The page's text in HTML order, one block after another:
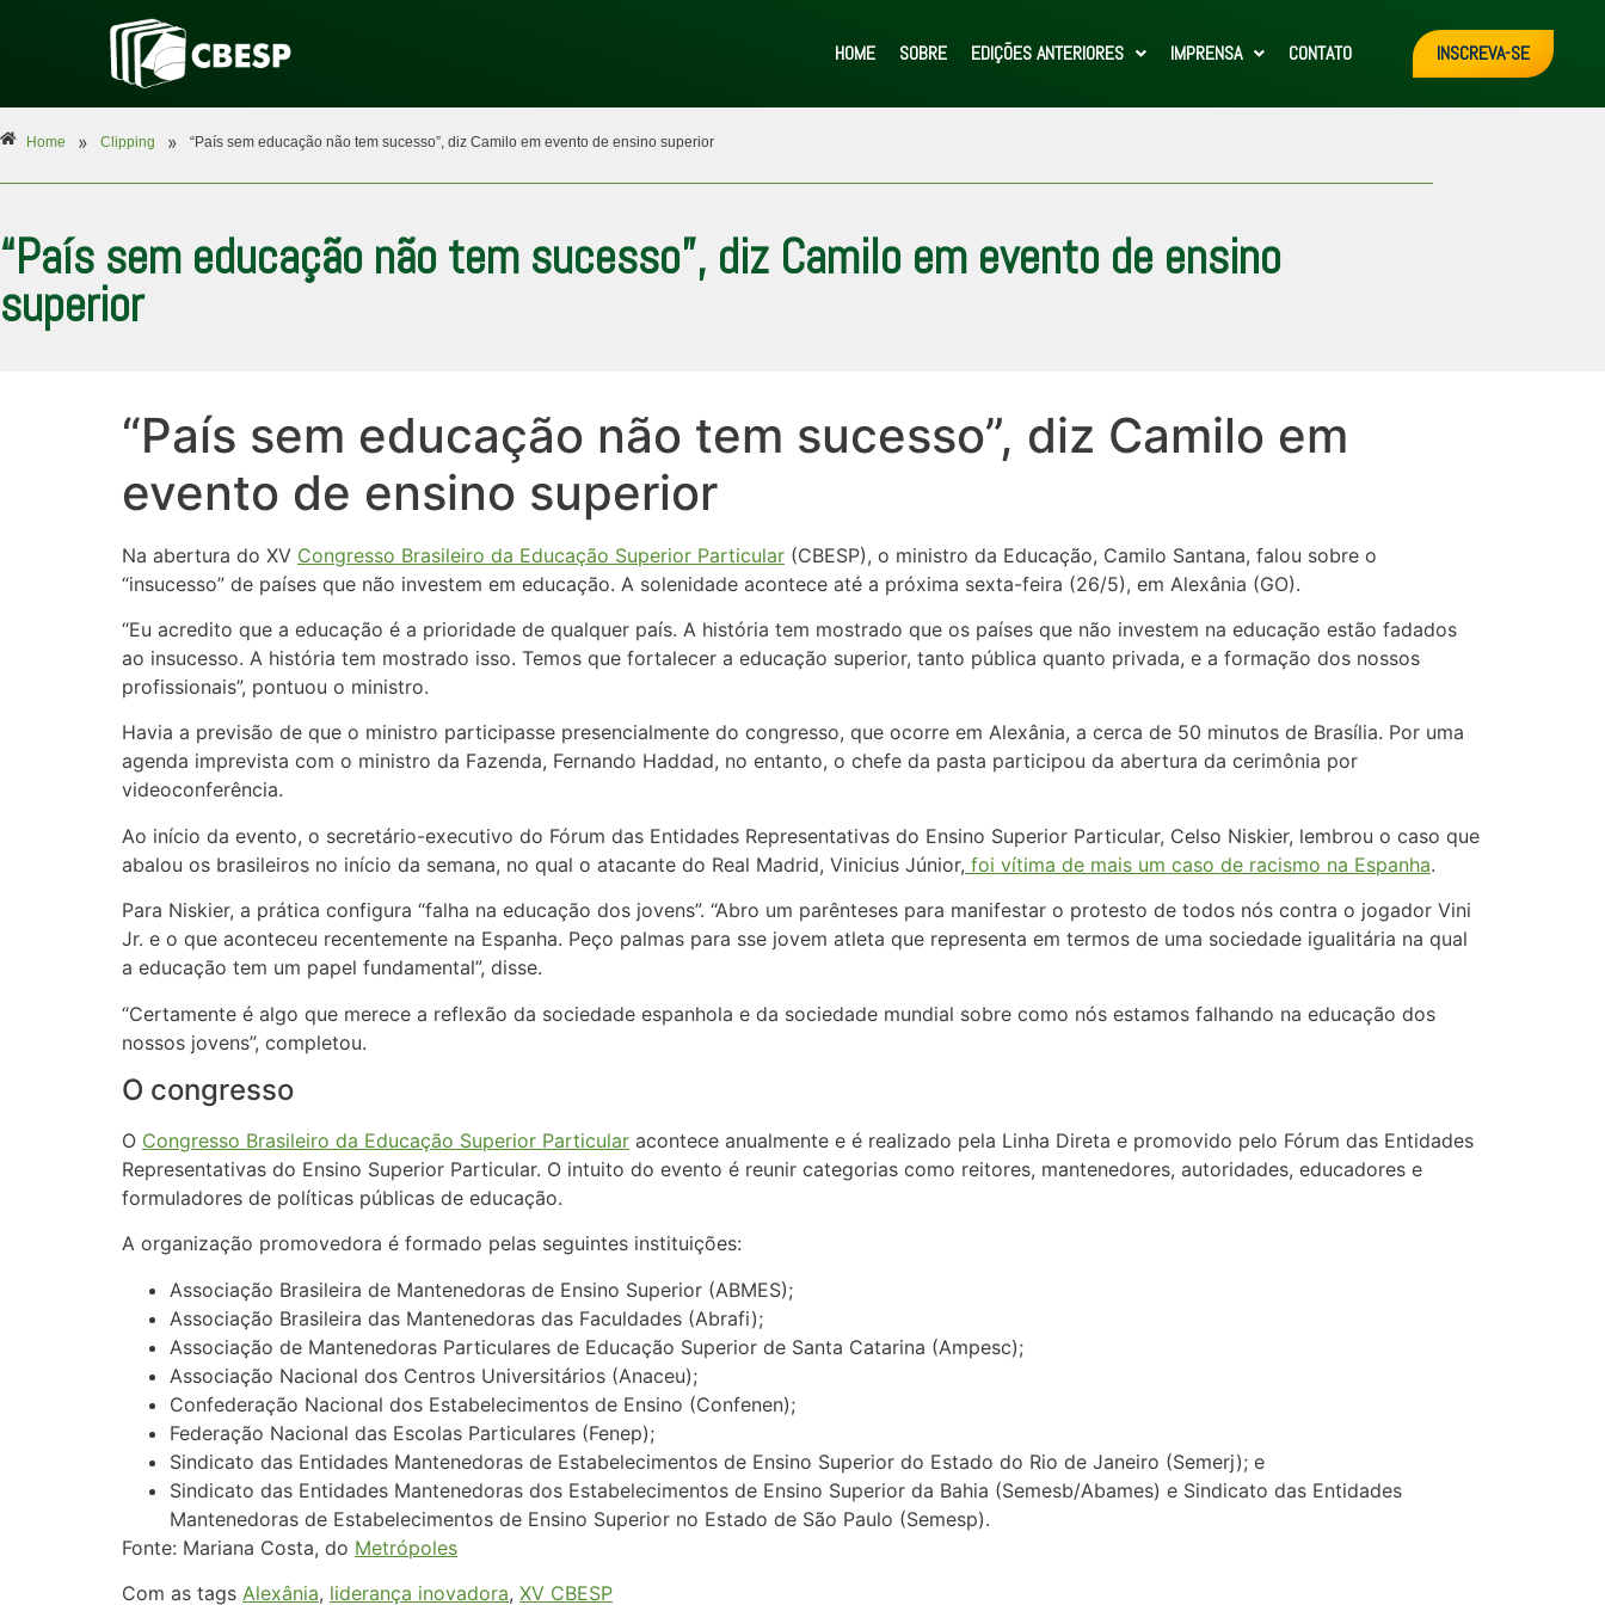
HOME SOBRE EDIÇÕES ANTERIORES IMPRENSA CONTATO INSCREVA-SE
Home » Clipping » “País sem educação não tem sucesso”, diz Camilo em evento de ensino superior
“País sem educação não tem sucesso”, diz Camilo em evento de ensino
superior
“País sem educação não tem sucesso”, diz Camilo em
evento de ensino superior
Na abertura do XV Congresso Brasileiro da Educação Superior Particular (CBESP), o ministro da Educação, Camilo Santana, falou sobre o
“insucesso” de países que não investem em educação. A solenidade acontece até a próxima sexta-feira (26/5), em Alexânia (GO).
“Eu acredito que a educação é a prioridade de qualquer país. A história tem mostrado que os países que não investem na educação estão fadados
ao insucesso. A história tem mostrado isso. Temos que fortalecer a educação superior, tanto pública quanto privada, e a formação dos nossos
profissionais”, pontuou o ministro.
Havia a previsão de que o ministro participasse presencialmente do congresso, que ocorre em Alexânia, a cerca de 50 minutos de Brasília. Por uma
agenda imprevista com o ministro da Fazenda, Fernando Haddad, no entanto, o chefe da pasta participou da abertura da cerimônia por
videoconferência.
Ao início da evento, o secretário-executivo do Fórum das Entidades Representativas do Ensino Superior Particular, Celso Niskier, lembrou o caso que
abalou os brasileiros no início da semana, no qual o atacante do Real Madrid, Vinicius Júnior, foi vítima de mais um caso de racismo na Espanha.
Para Niskier, a prática configura “falha na educação dos jovens”. “Abro um parênteses para manifestar o protesto de todos nós contra o jogador Vini
Jr. e o que aconteceu recentemente na Espanha. Peço palmas para sse jovem atleta que representa em termos de uma sociedade igualitária na qual
a educação tem um papel fundamental”, disse.
“Certamente é algo que merece a reflexão da sociedade espanhola e da sociedade mundial sobre como nós estamos falhando na educação dos
nossos jovens”, completou.
O congresso
O Congresso Brasileiro da Educação Superior Particular acontece anualmente e é realizado pela Linha Direta e promovido pelo Fórum das Entidades
Representativas do Ensino Superior Particular. O intuito do evento é reunir categorias como reitores, mantenedores, autoridades, educadores e
formuladores de políticas públicas de educação.
A organização promovedora é formado pelas seguintes instituições:
Associação Brasileira de Mantenedoras de Ensino Superior (ABMES);
Associação Brasileira das Mantenedoras das Faculdades (Abrafi);
Associação de Mantenedoras Particulares de Educação Superior de Santa Catarina (Ampesc);
Associação Nacional dos Centros Universitários (Anaceu);
Confederação Nacional dos Estabelecimentos de Ensino (Confenen);
Federação Nacional das Escolas Particulares (Fenep);
Sindicato das Entidades Mantenedoras de Estabelecimentos de Ensino Superior do Estado do Rio de Janeiro (Semerj); e
Sindicato das Entidades Mantenedoras dos Estabelecimentos de Ensino Superior da Bahia (Semesb/Abames) e Sindicato das Entidades
Mantenedoras de Estabelecimentos de Ensino Superior no Estado de São Paulo (Semesp).
Fonte: Mariana Costa, do Metrópoles
Com as tags Alexânia, liderança inovadora, XV CBESP